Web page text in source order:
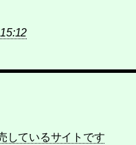
しているサイトです